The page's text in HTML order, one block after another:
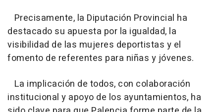
Precisamente, la Diputación Provincial ha
destacado su apuesta por la igualdad, la
visibilidad de las mujeres deportistas y el
fomento de referentes para niñas y jóvenes.
La implicación de todos, con colaboración
institucional y apoyo de los ayuntamientos, ha